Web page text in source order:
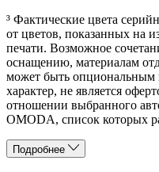
³ Фактические цвета
от цветов, показанных на
печати. Возможное
оснащению, материалам
может быть опциональным
характер, не является
отношении выбранного
OMODA, список которых
Подробнее